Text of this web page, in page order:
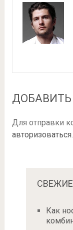
Для отправки
авторизоваться.
Как